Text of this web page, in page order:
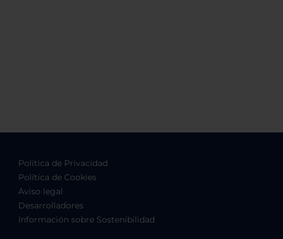
Política de Privacidad
Política de Cookies
Aviso legal
Desarrolladores
Información sobre Sostenibilidad